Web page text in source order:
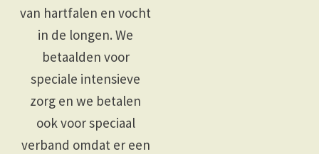
van hartfalen en vocht
in de longen. We
betaalden voor
speciale intensieve
zorg en we betalen
ook voor speciaal
verband omdat er een